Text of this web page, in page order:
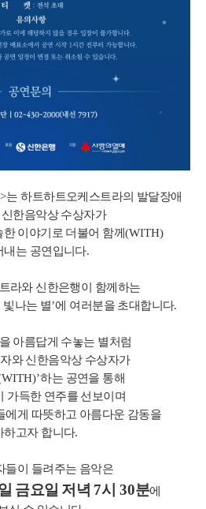
는 하트하트오케스트라의 발달장애
한음악상 수상자가
이야기로 더불어 함께 (WITH)
내는 공연입니다.
라와 신한은행이 함께하는
빛나는 별’에 여러분을 초대합니다.
아름답게 수놓는 별처럼
와 신한음악상 수상자가
하는 공연을 통해
가득한 연주를 선보이며
에게 따뜻하고 아름다운 감동을
하고자 합니다.
들이 들려주는 음악은
금요일 저녁 7시 30분에